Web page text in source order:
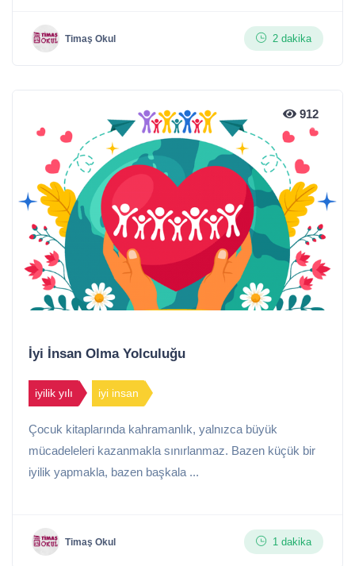
Timaş Okul 2 dakika
912
İyi İnsan Olma Yolculuğu
iyilik yılı iyi insan
Çocuk kitaplarında kahramanlık, yalnızca büyük
mücadeleleri kazanmakla sınırlanmaz. Bazen küçük bir
iyilik yapmakla, bazen başkala ...
Timaş Okul 1 dakika